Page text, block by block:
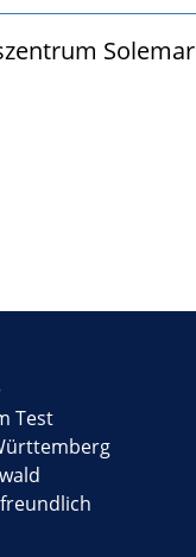
Solemar
Test